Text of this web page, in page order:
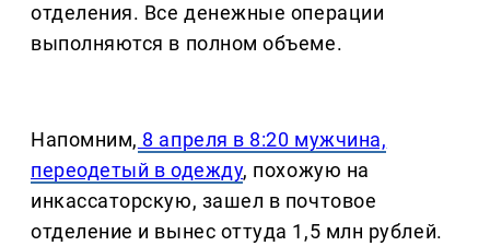
отделения. Все денежные операции
выполняются в полном объеме.
Напомним, 8 апреля в 8:20 мужчина,
переодетый в одежду, похожую на
инкассаторскую, зашел в почтовое
отделение и вынес оттуда 1,5 млн рублей.